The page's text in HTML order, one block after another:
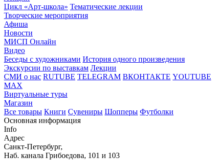
Цикл «Арт-школа» Тематические лекции
Творческие мероприятия
Афиша
Новости
МИСП Онлайн
Видео
Беседы с художниками История одного произведения
Экскурсии по выставкам Лекции
СМИ о нас RUTUBE TELEGRAM ВКОНТАКТЕ YOUTUBE
MAX
Виртуальные туры
Магазин
Все товары Книги Сувениры Шопперы Футболки
Основная информация
Info
Адрес
Санкт-Петербург,
Наб. канала Грибоедова, 101 и 103